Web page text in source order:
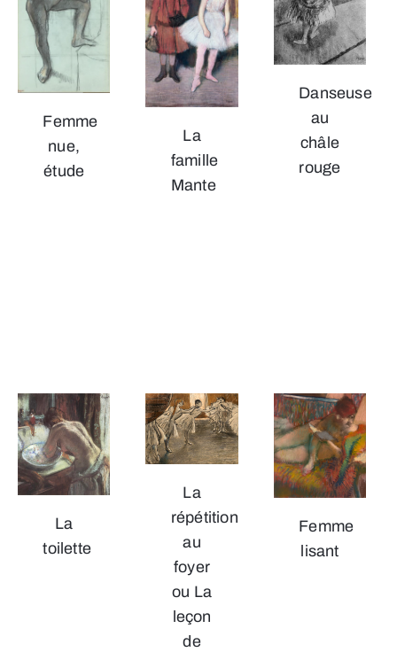
Femme
nue,
étude
La
famille
Mante
Danseuse
au
châle
rouge
La
toilette
La
répétition
au
foyer
ou La
leçon
de
Femme
lisant